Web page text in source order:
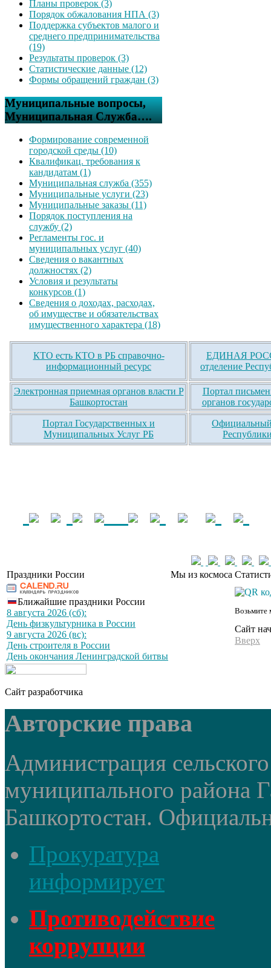
Планы проверок (3)
Порядок обжалования НПА (3)
Поддержка субъектов малого и
среднего предпринимательства
(19)
Результаты проверок (3)
Статистические данные (12)
Формы обращений граждан (3)
Муниципальные вопросы,
Муниципальная Служба….
Формирование современной
городской среды (10)
Квалификац. требования к
кандидатам (1)
Муниципальная служба (355)
Муниципальные услуги (23)
Муниципальные заказы (11)
Порядок поступления на
службу (2)
Регламенты гос. и
муниципальных услуг (40)
Сведения о вакантных
должностях (2)
Условия и результаты
конкурсов (1)
Сведения о доходах, расходах,
об имуществе и обязательствах
имущественного характера (18)
КТО есть КТО в РБ справочно-
информационный ресурс
ЕДИНАЯ
отделение
Электронная приемная органов власти Р
Башкортостан
Портал
органов
Портал Государственных и
Муниципальных Услуг РБ
Официальный
Праздники России Мы из космоса
Ближайшие праздники России
8 августа 2026 (сб):
День физкультурника в России
9 августа 2026 (вс):
День строителя в России
День окончания Ленинградской битвы
Возьмите
Сайт
Вверх
Сайт разработчика
Авторские права
Администрация
муниципального района
Башкортостан.
Прокуратура
информирует
Противодействие
коррупции